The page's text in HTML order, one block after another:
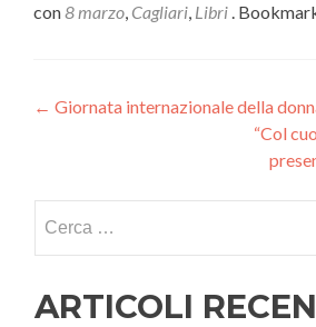
con8 marzo, Cagliari, Libri .
Navigazione
← Giornata internazionale della
“Col
per:
ARTICOLI